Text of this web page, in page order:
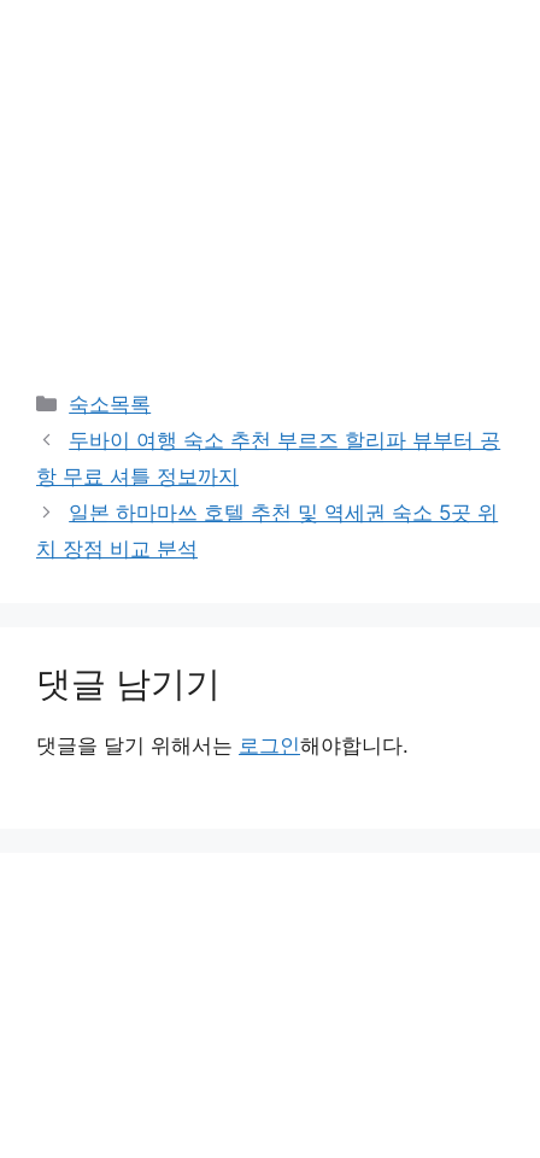
카
테
리
숙소목록
두바이 여행 숙소 추천 부르즈 할리파 뷰부터 공
항 무료 셔틀 정보까지
일본 하마마쓰 호텔 추천 및 역세권 숙소 5곳 위
치 장점 비교 분석
댓글 남기기
댓글을 달기 위해서는 로그인해야합니다.